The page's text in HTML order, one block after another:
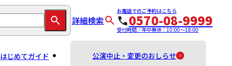
詳細検索
お電話でのご予約はこちら
0570-08-9999
受付時間／年中無休：10:00～18:00
はじめてガイド 公演中止・変更のおしらせ